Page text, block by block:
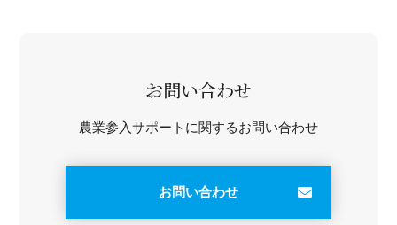
お問い合わせ
農業参入サポートに関するお問い合わせ
お問い合わせ